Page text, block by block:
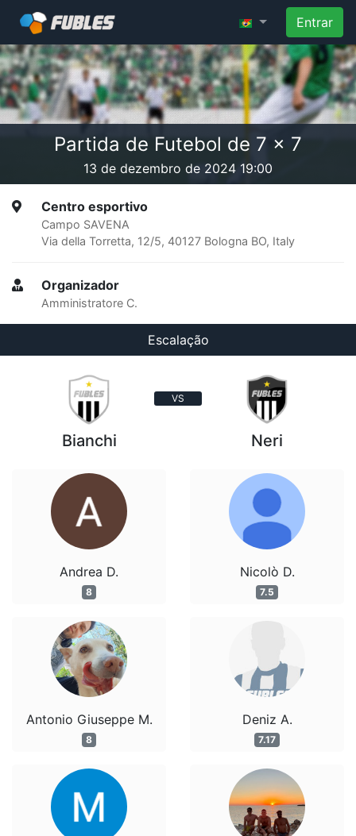
Entrar
Partida de Futebol de 7 x 7
13 de dezembro de 2024 19:00
Centro esportivo
Campo SAVENA
Via della Torretta, 12/5, 40127 Bologna BO, Italy
Organizador
Amministratore C.
Escalação
VS
Bianchi
Andrea D.
8
Antonio Giuseppe M.
8
Neri
Nicolò D.
7.5
Deniz A.
7.17